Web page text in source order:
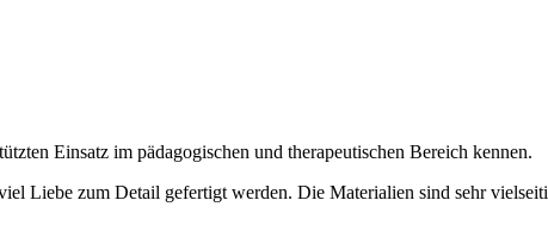
Einsatz im pädagogischen und therapeutischen Bereich kennen.
Liebe zum Detail gefertigt werden. Die Materialien sind sehr